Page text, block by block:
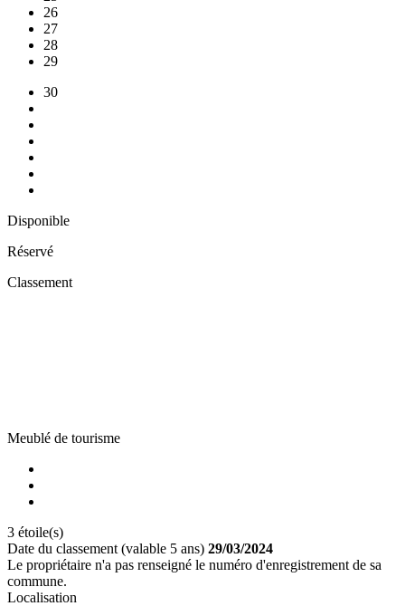
26
27
28
29
30
Disponible
Réservé
Classement
Meublé de tourisme
3 étoile(s)
Date du classement (valable 5 ans) 29/03/2024
Le propriétaire n'a pas renseigné le numéro d'enregistrement de sa
commune.
Localisation